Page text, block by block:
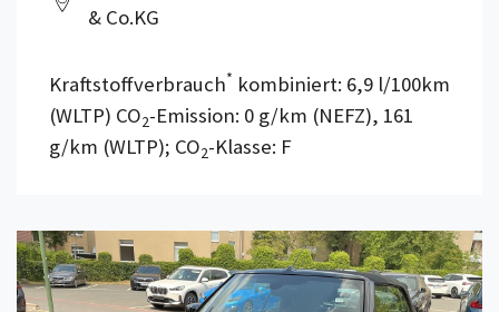
& Co.KG
Kraftstoffverbrauch* kombiniert: 6,9 l/100km
(WLTP) CO2-Emission: 0 g/km (NEFZ), 161
g/km (WLTP); CO2-Klasse: F
Details anzeigen